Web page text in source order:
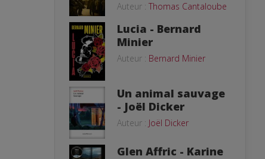
Auteur : Thomas Cantaloube
Lucia - Bernard
Minier
Auteur : Bernard Minier
Un animal sauvage
- Joël Dicker
Auteur : Joël Dicker
Glen Affric - Karine